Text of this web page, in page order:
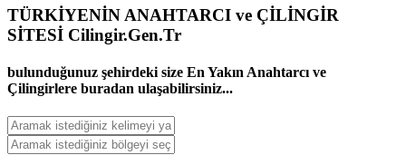
TÜRKİYENİN ANAHTARCI ve ÇİLİNGİR
SİTESİ Cilingir.Gen.Tr
bulunduğunuz şehirdeki size En Yakın Anahtarcı ve
Çilingirlere buradan ulaşabilirsiniz...